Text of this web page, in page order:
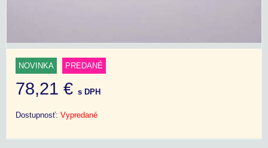
NOVINKA PREDANÉ
78,21 € s DPH
Dostupnosť: Vypredané